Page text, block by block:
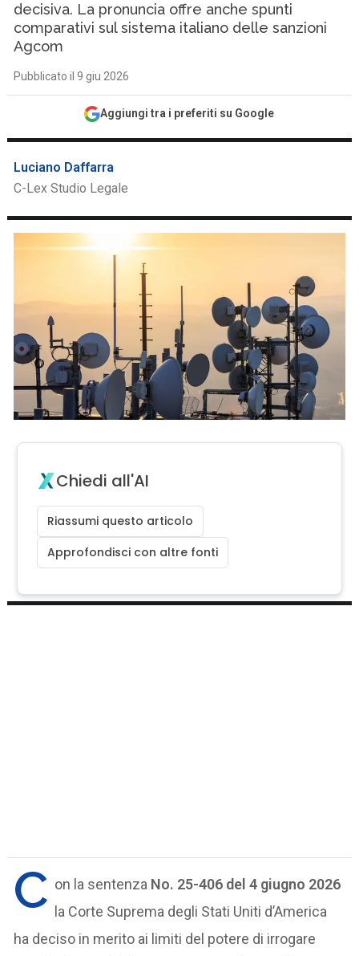
decisiva. La pronuncia offre anche spunti
comparativi sul sistema italiano delle sanzioni
Agcom
Pubblicato il 9 giu 2026
Aggiungi tra i preferiti su Google
Luciano Daffarra
C-Lex Studio Legale
Chiedi all'AI
Riassumi questo articolo
Approfondisci con altre fonti
C on la sentenza No. 25-406 del 4 giugno 2026
la Corte Suprema degli Stati Uniti d’America
ha deciso in merito ai limiti del potere di irrogare